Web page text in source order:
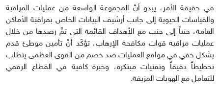
في حقيقة الأمر، يبدو أنَّ المجموعة الواسعة من عمليات المراقبة
والقياسات الحيوية إلى جانب أرشيف البيانات الخاص بمراقبة الأماكن
العامة، جنباً إلى جنب مع الأهداف القائمة التي تمَّ رصدها من خلال
عمليات مراقبة قوات مكافحة الإرهاب، تؤكّد أنَّ تأمين موطئ قدم
بشكل خفي في مواقع العمليات ضد خصم من القوى العظمى يتطلب
تخطيطاً دقيقاً وتقنيات مبتكرة، وخبرة كافية في القطاع الرقمي
للتعامل مع الهويات المزيفة.